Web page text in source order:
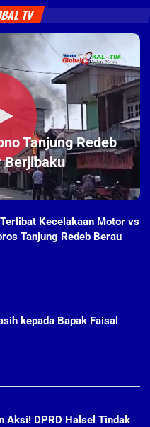
TV
Tanjung Redeb
Berjibaku
Kecelakaan Motor vs
Tanjung Redeb Berau
kepada Bapak Faisal
Aksi! DPRD Halsel Tindak